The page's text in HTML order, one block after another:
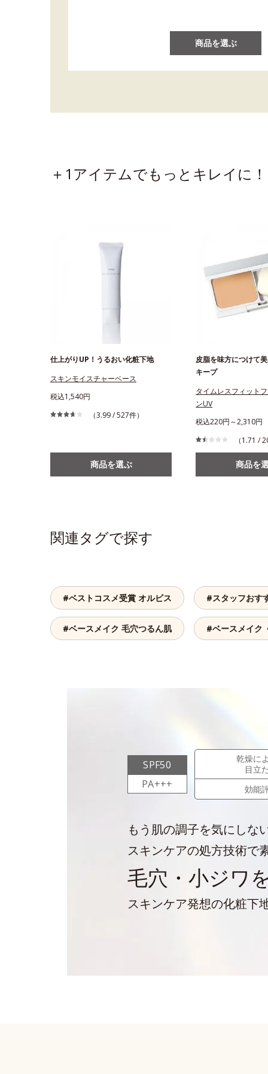
商品を選ぶ
＋1アイテムでもっとキレイに！
仕上がりUP！うるおい化粧下地
スキンモイスチャーベース
税込1,540円
（3.99 / 527件）
商品を選ぶ
皮脂を味方につけて
キープ
タイムレスフィット
ンUV
税込220円～2,310円
（1.71 /
商品を
関連タグで探す
#ベストコスメ受賞 オルビス #スタッフおす
#ベースメイク 毛穴つるん肌 #ベースメイク
SPF50
PA+++
乾燥に
目立
効能
もう肌の調子を気にしな
スキンケアの処方技術で
毛穴・小ジワ
スキンケア発想の化粧下